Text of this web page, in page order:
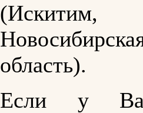
(Искитим,
область).
Если у